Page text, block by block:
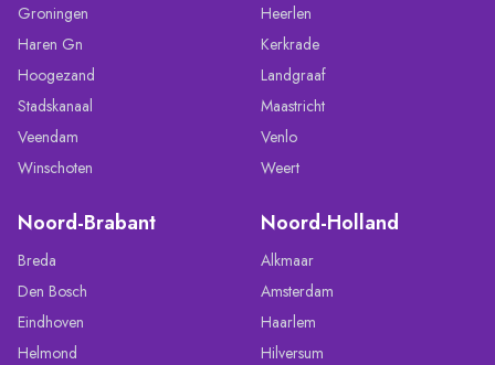
Groningen
Haren Gn
Hoogezand
Stadskanaal
Veendam
Winschoten
Heerlen
Kerkrade
Landgraaf
Maastricht
Venlo
Weert
Noord-Brabant
Breda
Den Bosch
Eindhoven
Helmond
Noord-Holland
Alkmaar
Amsterdam
Haarlem
Hilversum